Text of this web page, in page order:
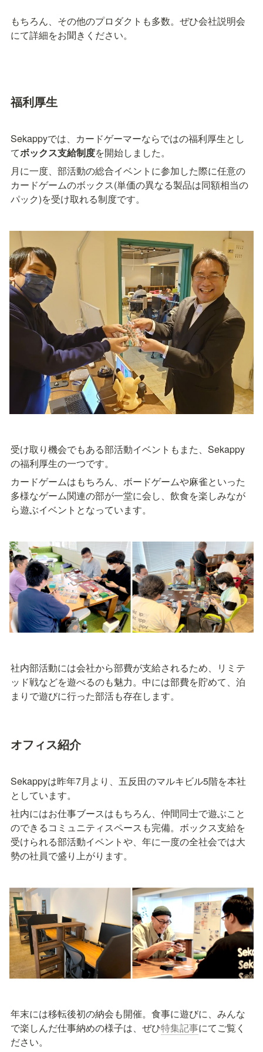
もちろん、その他のプロダクトも多数。ぜひ会社説明会
にて詳細をお聞きください。
福利厚生
Sekappyでは、カードゲーマーならではの福利厚生とし
てボックス支給制度を開始しました。
月に一度、部活動の総合イベントに参加した際に任意の
カードゲームのボックス(単価の異なる製品は同額相当の
パック)を受け取れる制度です。
受け取り機会でもある部活動イベントもまた、Sekappy
の福利厚生の一つです。
カードゲームはもちろん、ボードゲームや麻雀といった
多様なゲーム関連の部が一堂に会し、飲食を楽しみなが
ら遊ぶイベントとなっています。
社内部活動には会社から部費が支給されるため、リミテ
ッド戦などを遊べるのも魅力。中には部費を貯めて、泊
まりで遊びに行った部活も存在します。
オフィス紹介
Sekappyは昨年7月より、五反田のマルキビル5階を本社
としています。
社内にはお仕事ブースはもちろん、仲間同士で遊ぶこと
のできるコミュニティスペースも完備。ボックス支給を
受けられる部活動イベントや、年に一度の全社会では大
勢の社員で盛り上がります。
年末には移転後初の納会も開催。食事に遊びに、みんな
で楽しんだ仕事納めの様子は、ぜひ特集記事にてご覧く
ださい。